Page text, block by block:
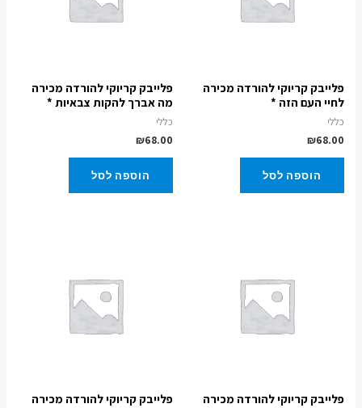
פלייבק קריוקי להורדה מכירה
לחיי העם הזה *
כללי
₪68.00
הוספה לסל
פלייבק קריוקי להורדה מכירה
מה אברך להקות צבאיות *
כללי
₪68.00
הוספה לסל
פלייבק קריוקי להורדה מכירה
פלייבק קריוקי להורדה מכירה